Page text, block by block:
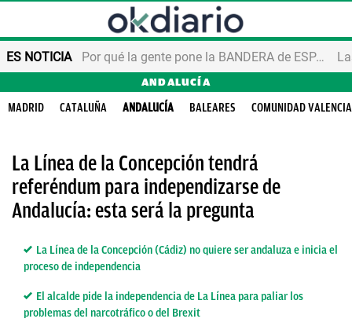
ES NOTICIA Por qué la gente pone la BANDERA de ESPAÑA en el balcón
ANDALUCÍA
MADRID CATALUÑA ANDALUCÍA BALEARES COMUNIDAD
La Línea de la Concepción tendrá
referéndum para independizarse de
Andalucía: esta será la pregunta
La Línea de la Concepción (Cádiz) no quiere ser andaluza e inicia el
proceso de independencia
El alcalde pide la independencia de La Línea para paliar los
problemas del narcotráfico o del Brexit